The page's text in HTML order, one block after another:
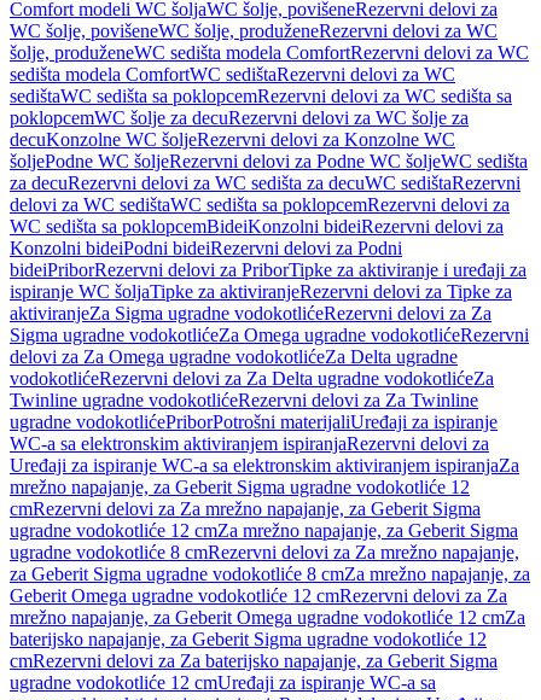
Comfort modeli WC šoljaWC šolje, povišeneRezervni delovi za
WC šolje, povišeneWC šolje, produženeRezervni delovi za WC
šolje, produženeWC sedišta modela ComfortRezervni delovi za WC
sedišta modela ComfortWC sedištaRezervni delovi za WC
sedištaWC sedišta sa poklopcemRezervni delovi za WC sedišta sa
poklopcemWC šolje za decuRezervni delovi za WC šolje za
decuKonzolne WC šoljeRezervni delovi za Konzolne WC
šoljePodne WC šoljeRezervni delovi za Podne WC šoljeWC sedišta
za decuRezervni delovi za WC sedišta za decuWC sedištaRezervni
delovi za WC sedištaWC sedišta sa poklopcemRezervni delovi za
WC sedišta sa poklopcemBideiKonzolni bideiRezervni delovi za
Konzolni bideiPodni bideiRezervni delovi za Podni
bideiPriborRezervni delovi za PriborTipke za aktiviranje i uređaji za
ispiranje WC šoljaTipke za aktiviranjeRezervni delovi za Tipke za
aktiviranjeZa Sigma ugradne vodokotlićeRezervni delovi za Za
Sigma ugradne vodokotlićeZa Omega ugradne vodokotlićeRezervni
delovi za Za Omega ugradne vodokotlićeZa Delta ugradne
vodokotlićeRezervni delovi za Za Delta ugradne vodokotlićeZa
Twinline ugradne vodokotlićeRezervni delovi za Za Twinline
ugradne vodokotlićePriborPotrošni materijaliUređaji za ispiranje
WC-a sa elektronskim aktiviranjem ispiranjaRezervni delovi za
Uređaji za ispiranje WC-a sa elektronskim aktiviranjem ispiranjaZa
mrežno napajanje, za Geberit Sigma ugradne vodokotliće 12
cmRezervni delovi za Za mrežno napajanje, za Geberit Sigma
ugradne vodokotliće 12 cmZa mrežno napajanje, za Geberit Sigma
ugradne vodokotliće 8 cmRezervni delovi za Za mrežno napajanje,
za Geberit Sigma ugradne vodokotliće 8 cmZa mrežno napajanje, za
Geberit Omega ugradne vodokotliće 12 cmRezervni delovi za Za
mrežno napajanje, za Geberit Omega ugradne vodokotliće 12 cmZa
baterijsko napajanje, za Geberit Sigma ugradne vodokotliće 12
cmRezervni delovi za Za baterijsko napajanje, za Geberit Sigma
ugradne vodokotliće 12 cmUređaji za ispiranje WC-a sa